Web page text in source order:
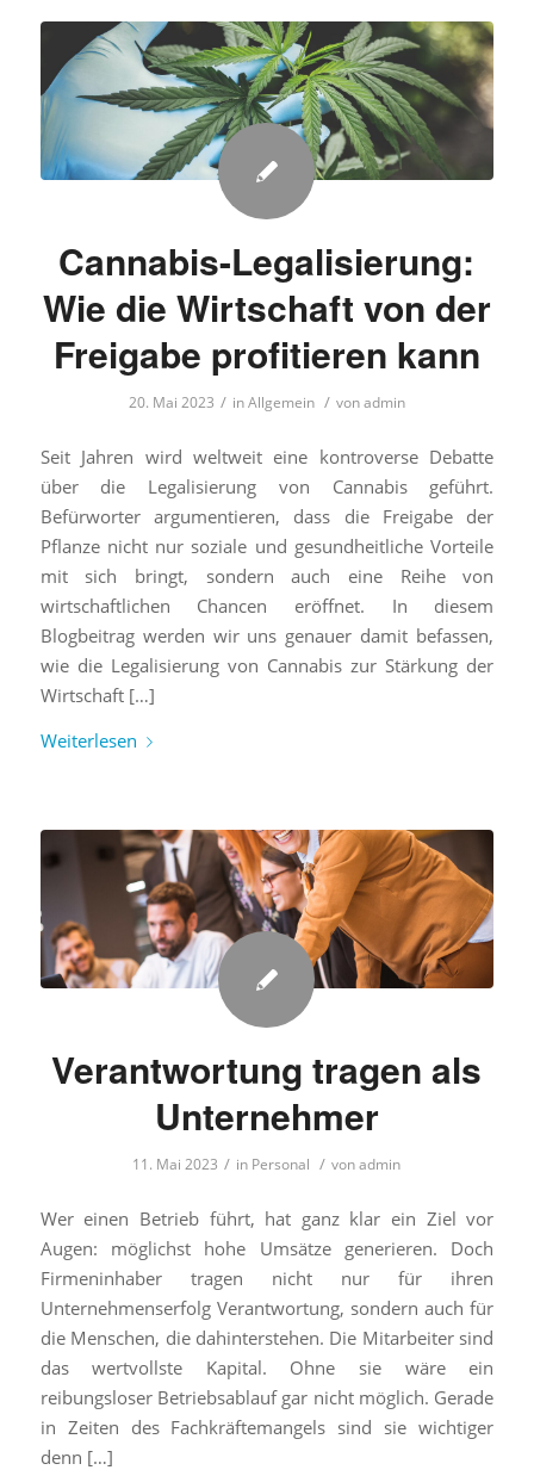
Cannabis-Legalisierung:
Wie die Wirtschaft von der
Freigabe profitieren kann
20. Mai 2023 / inAllgemein / vonadmin
Seit Jahren wird weltweit eine kontroverse Debatte
über die Legalisierung von Cannabis geführt.
Befürworter argumentieren, dass die Freigabe der
Pflanze nicht nur soziale und gesundheitliche Vorteile
mit sich bringt, sondern auch eine Reihe von
wirtschaftlichen Chancen eröffnet. In diesem
Blogbeitrag werden wir uns genauer damit befassen,
wie die Legalisierung von Cannabis zur Stärkung der
Wirtschaft […]
Weiterlesen
Verantwortung tragen als
Unternehmer
11. Mai 2023 / in Personal / vonadmin
Wer einen Betrieb führt, hat ganz klar ein Ziel vor
Augen: möglichst hohe Umsätze generieren. Doch
Firmeninhaber tragen nicht nur für ihren
Unternehmenserfolg Verantwortung, sondern auch für
die Menschen, die dahinterstehen. Die Mitarbeiter sind
das wertvollste Kapital. Ohne sie wäre ein
reibungsloser Betriebsablauf gar nicht möglich. Gerade
in Zeiten des Fachkräftemangels sind sie wichtiger
denn […]